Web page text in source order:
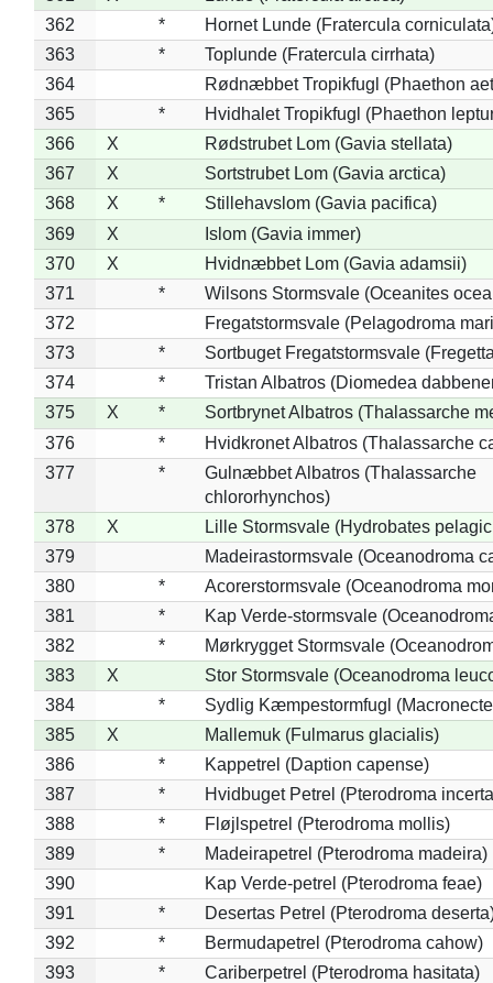
362
*
Hornet Lunde (Fratercula
363
*
Toplunde (Fratercula cirrhata)
364
Rødnæbbet Tropikfugl (Phaethon
365
*
Hvidhalet Tropikfugl (Phaethon
366
X
Rødstrubet Lom (Gavia stellata)
367
X
Sortstrubet Lom (Gavia arctica)
368
X *
Stillehavslom (Gavia pacifica)
369
X
Islom (Gavia immer)
370
X
Hvidnæbbet Lom (Gavia adamsii)
371
*
Wilsons Stormsvale (Oceanites
372
Fregatstormsvale (Pelagodroma
373
*
Sortbuget Fregatstormsvale
374
*
Tristan Albatros (Diomedea
375
X *
Sortbrynet Albatros (Thalassarche
376
*
Hvidkronet Albatros (Thalassarche
377
*
Gulnæbbet Albatros (Thalassarche
chlororhynchos)
378
X
Lille Stormsvale (Hydrobates
379
Madeirastormsvale (Oceanodroma
380
*
Acorerstormsvale (Oceanodroma
381
*
Kap Verde-stormsvale
382
*
Mørkrygget Stormsvale
383
X
Stor Stormsvale (Oceanodroma
384
*
Sydlig Kæmpestormfugl
385
X
Mallemuk (Fulmarus glacialis)
386
*
Kappetrel (Daption capense)
387
*
Hvidbuget Petrel (Pterodroma
388
*
Fløjlspetrel (Pterodroma mollis)
389
*
Madeirapetrel (Pterodroma madeira)
390
Kap Verde-petrel (Pterodroma feae)
391
*
Desertas Petrel (Pterodroma
392
*
Bermudapetrel (Pterodroma cahow)
393
*
Cariberpetrel (Pterodroma hasitata)